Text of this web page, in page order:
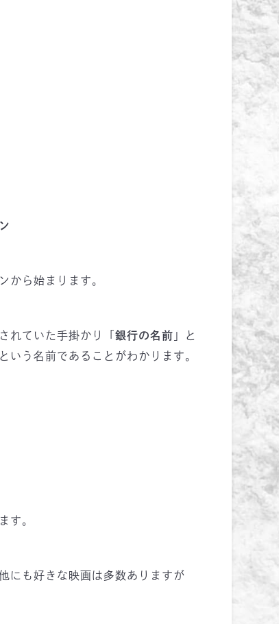
から始まります。
れていた手掛かり「 銀行の名前 」と
いう名前であることがわかります。
す。
にも好きな映画は多数ありますが